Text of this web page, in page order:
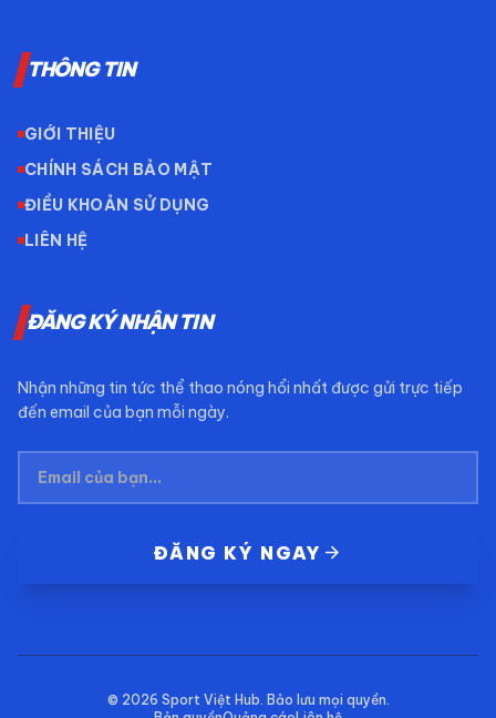
THÔNG TIN
GIỚI THIỆU
CHÍNH SÁCH BẢO MẬT
ĐIỀU KHOẢN SỬ DỤNG
LIÊN HỆ
ĐĂNG KÝ NHẬN TIN
Nhận những tin tức thể thao nóng hổi nhất được gửi trực tiếp
đến email của bạn mỗi ngày.
ĐĂNG KÝ NGAY arrow_forward
© 2026 Sport Việt Hub. Bảo lưu mọi quyền.